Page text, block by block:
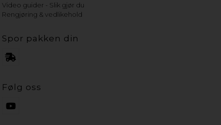
Video guider - Slik gjør du
Rengjøring & vedlikehold
Spor pakken din
Følg oss